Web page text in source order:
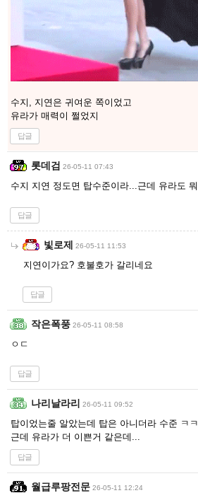
수지, 지연은 귀여운 쪽이었고
유라가 매력이 쩔었지
답글
롯데검 26-05-11 07:43
수지 지연 정도면 탑수준이라...근데 유라도 뭐
답글
빛로제 26-05-11 11:53
지연이가요? 호불호가 갈리네요
답글
작은폭풍 26-05-11 08:58
ㅇㄷ
답글
나리날라리 26-05-11 09:52
탑이었는줄 알았는데 탑은 아니더라 수준 ㅋㅋ
근데 유라가 더 이쁜거 같은데...
답글
월급루팡전문 26-05-11 12:24